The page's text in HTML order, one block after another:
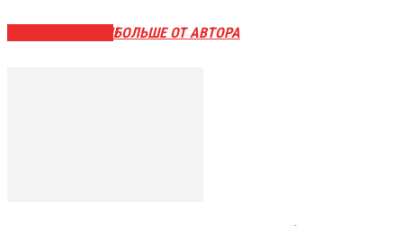
БОЛЬШЕ ОТ АВТОРА